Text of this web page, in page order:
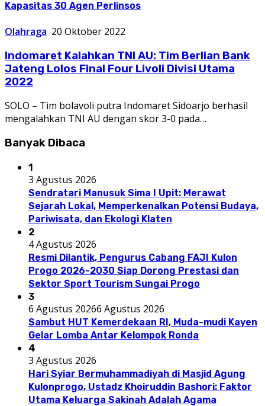
Kapasitas 30 Agen Perlinsos
Olahraga 20 Oktober 2022
Indomaret Kalahkan TNI AU: Tim Berlian Bank
Jateng Lolos Final Four Livoli Divisi Utama
2022
SOLO – Tim bolavoli putra Indomaret Sidoarjo berhasil
mengalahkan TNI AU dengan skor 3-0 pada…
Banyak Dibaca
1
3 Agustus 2026
Sendratari Manusuk Sima I Upit: Merawat
Sejarah Lokal, Memperkenalkan Potensi Budaya,
Pariwisata, dan Ekologi Klaten
2
4 Agustus 2026
Resmi Dilantik, Pengurus Cabang FAJI Kulon
Progo 2026-2030 Siap Dorong Prestasi dan
Sektor Sport Tourism Sungai Progo
3
6 Agustus 20266 Agustus 2026
Sambut HUT Kemerdekaan RI, Muda-mudi Kayen
Gelar Lomba Antar Kelompok Ronda
4
3 Agustus 2026
Hari Syiar Bermuhammadiyah di Masjid Agung
Kulonprogo, Ustadz Khoiruddin Bashori: Faktor
Utama Keluarga Sakinah Adalah Agama